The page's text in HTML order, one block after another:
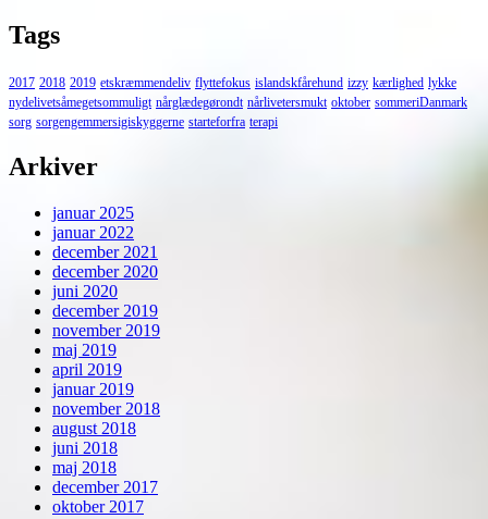
Tags
2017 2018 2019 etskræmmendeliv flyttefokus islandskfårehund izzy kærlighed lykke
nydelivetsåmegetsommuligt nårglædegørondt nårlivetersmukt oktober sommeriDanmark
sorg sorgengemmersigiskyggerne starteforfra terapi
Arkiver
januar 2025
januar 2022
december 2021
december 2020
juni 2020
december 2019
november 2019
maj 2019
april 2019
januar 2019
november 2018
august 2018
juni 2018
maj 2018
december 2017
oktober 2017